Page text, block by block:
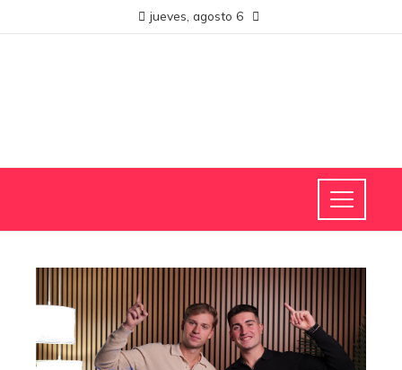
jueves, agosto 6